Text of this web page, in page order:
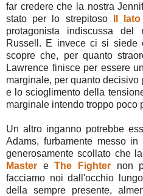
far credere che la nostra
stato per lo strepitoso
Il
protagonista indiscussa
Russell. E invece ci si
scopre che, per quanto
Lawrence finisce per essere
marginale, per quanto
e lo scioglimento della
marginale intendo troppo poco
Un altro inganno potrebbe
Adams, furbamente messo
generosamente scollato che
Master eThe Fighternon
facciamo noi dall'occhio
della sempre presente,